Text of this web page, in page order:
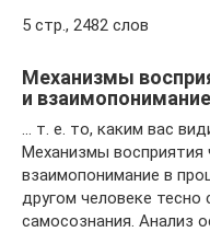
5 стр., 2482 слов
Механизмы
и
… т. е. то, каким вас
Механизмы восприятия
взаимопонимание в
другом человеке тесно
самосознания. Анализ